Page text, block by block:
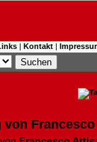
| Kontakt |